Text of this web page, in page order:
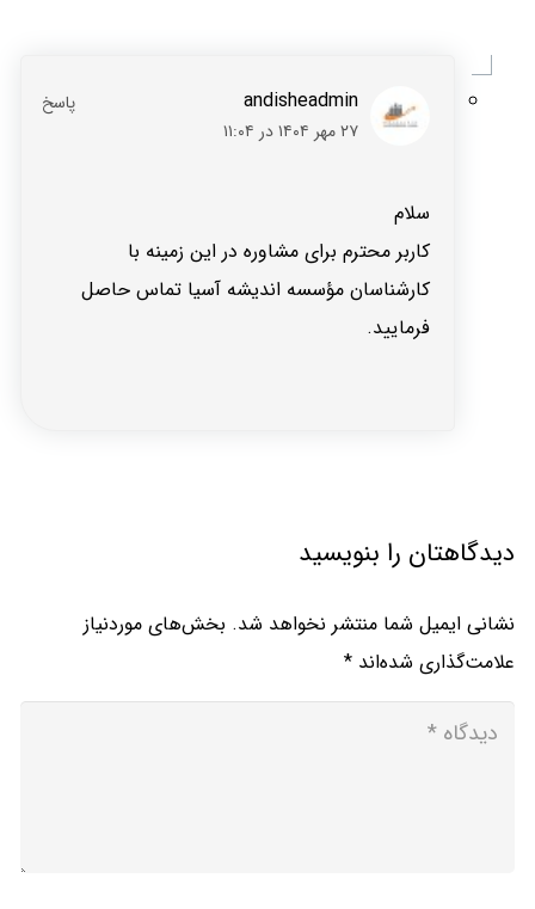
andisheadmin
۲۷ مهر ۱۴۰۴ در ۱۱:۰۴
سلام
کاربر محترم برای مشاوره در این زمینه با
کارشناسان مؤسسه اندیشه آسیا تماس حاصل
فرمایید.
دیدگاهتان را بنویسید
نشانی ایمیل شما منتشر نخواهد شد. بخش‌های موردنیاز
علامت‌گذاری شده‌اند *